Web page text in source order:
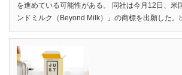
を進めている可能性がある。 同社は今月12日、米
ンドミルク（Beyond Milk）」の商標を出願した。